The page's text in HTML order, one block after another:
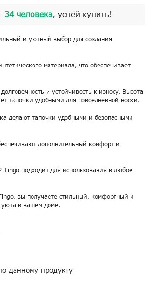
34 человека, успей купить!
и уютный выбор для создания
материала, что обеспечивает
и устойчивость к износу. Высота
тапочки удобными для повседневной носки.
делают тапочки удобными и безопасными
дополнительный комфорт и
подходит для использования в любое
вы получаете стильный, комфортный и
уюта в вашем доме.
данному продукту